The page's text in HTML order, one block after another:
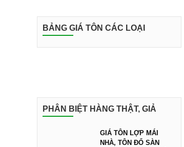
BẢNG GIÁ TÔN CÁC LOẠI
PHÂN BIỆT HÀNG THẬT, GIẢ
GIÁ TÔN LỢP MÁI
NHÀ, TÔN ĐỔ SÀN